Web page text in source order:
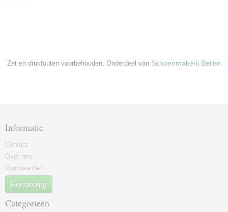
Zet en drukfouten voorbehouden. Onderdeel van Schoenmakerij Beilen
Informatie
Contact
Over ons
Voorwaarden
Herroeping
Categorieën